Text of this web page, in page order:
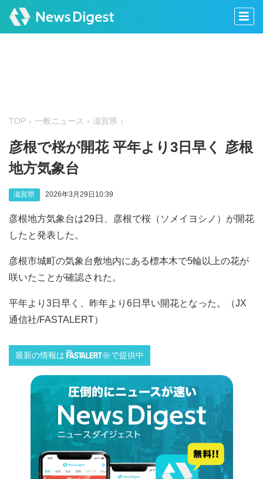
TOP 一般ニュース 滋賀県
彦根で桜が開花 平年より3日早く 彦根
地方気象台
滋賀県 2026年3月29日10:39
彦根地方気象台は29日、彦根で桜（ソメイヨシノ）が開花
したと発表した。
彦根市城町の気象台敷地内にある標本木で5輪以上の花が
咲いたことが確認された。
平年より3日早く、昨年より6日早い開花となった。（JX
通信社/FASTALERT）
最新の情報は で提供中